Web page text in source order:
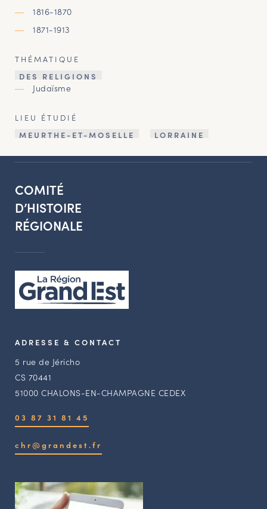
1816-1870
1871-1913
THÉMATIQUE
DES RELIGIONS
Judaïsme
LIEU ÉTUDIÉ
MEURTHE-ET-MOSELLE
LORRAINE
COMITÉ
D’HISTOIRE
RÉGIONALE
ADRESSE & CONTACT
5 rue de Jéricho
CS 70441
51000 CHALONS-EN-CHAMPAGNE CEDEX
03 87 31 81 45
chr@grandest.fr